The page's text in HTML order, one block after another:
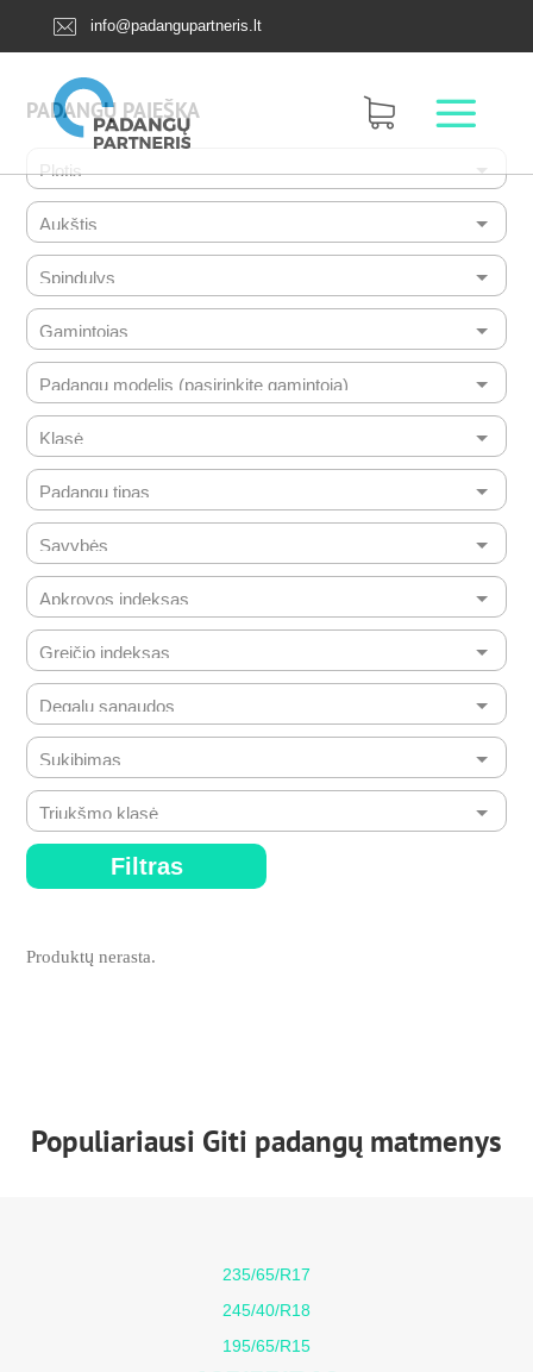
info@padangupartneris.lt
PADANGŲ PAIEŠKA
Filtras
Produktų nerasta.
Populiariausi Giti padangų matmenys
235/65/R17
245/40/R18
195/65/R15